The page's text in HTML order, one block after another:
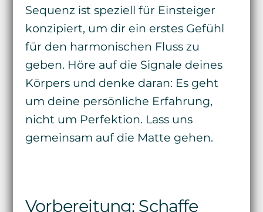
Sequenz ist speziell für Einsteiger
konzipiert, um dir ein erstes Gefühl
für den harmonischen Fluss zu
geben. Höre auf die Signale deines
Körpers und denke daran: Es geht
um deine persönliche Erfahrung,
nicht um Perfektion. Lass uns
gemeinsam auf die Matte gehen.
Vorbereitung: Schaffe